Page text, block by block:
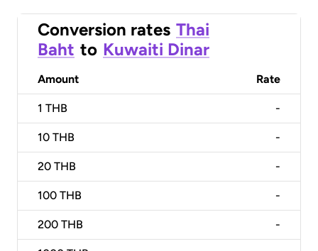
Conversion rates Thai
Baht to Kuwaiti Dinar
Amount Rate
1 THB -
10 THB -
20 THB -
100 THB -
200 THB -